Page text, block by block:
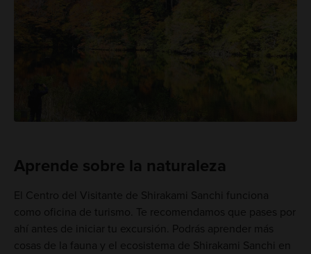
Aprende sobre la naturaleza
El Centro del Visitante de Shirakami Sanchi funciona
como oficina de turismo. Te recomendamos que pases por
ahí antes de iniciar tu excursión. Podrás aprender más
cosas de la fauna y el ecosistema de Shirakami Sanchi en